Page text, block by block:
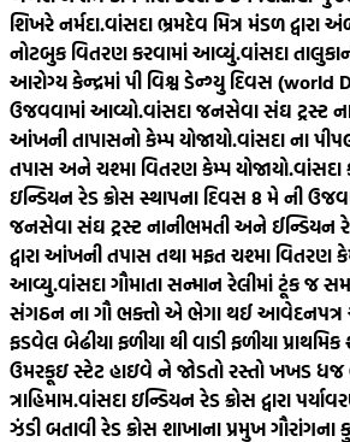
શિખરે નર્મદા.વાંસદા ભ્રમદેવ મિત્ર મંડળ
નોટબુક વિતરણ કરવામાં આવ્યું.વાંસદા
આરોગ્ય કેન્દ્રમાં પી વિશ્વ ડેન્ગ્યુ દિવસ (world
ઉજવવામાં આવ્યો.વાંસદા જનસેવા સંઘ ટ્રસ્ટ
આંખની તાપાસનો કેમ્પ યોજાયો.વાંસદા ના
તપાસ અને ચશ્મા વિતરણ કેમ્પ યોજાયો.વાંસદા
ઇન્ડિયન રેડ ક્રોસ સ્થાપના દિવસ 8 મે ની
જનસેવા સંઘ ટ્રસ્ટ નાનીભમતી અને ઈન્ડિયન
દ્વારા આંખની તપાસ તથા મફત ચશ્મા વિતરણ
આવ્યુ.વાંસદા ગૌમાતા સન્માન રેલીમાં ટૂંક જ
સંગઠન ના ગૌ ભક્તો એ ભેગા થઈ
ફડવેલ બેઢીયા ફળીયા થી વાડી ફળીયા
ઉમરકૂઇ સ્ટેટ હાઇવે ને જોડતો રસ્તો ખખડ ધજ
ત્રાહિમામ.વાંસદા ઇન્ડિયન રેડ ક્રોસ દ્વારા
ઝંડી બતાવી રેડ ક્રોસ શાખાના પ્રમુખ ગૌરાંગના